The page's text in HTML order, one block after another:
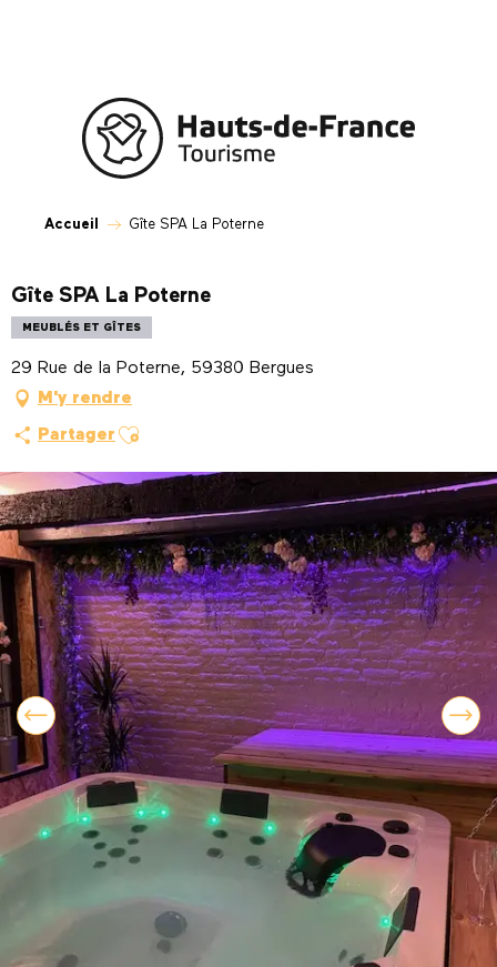
Accueil Gîte SPA La Poterne
Gîte SPA La Poterne
MEUBLÉS ET GÎTES
29 Rue de la Poterne, 59380 Bergues
M'y rendre
Partager Ajouter aux favoris